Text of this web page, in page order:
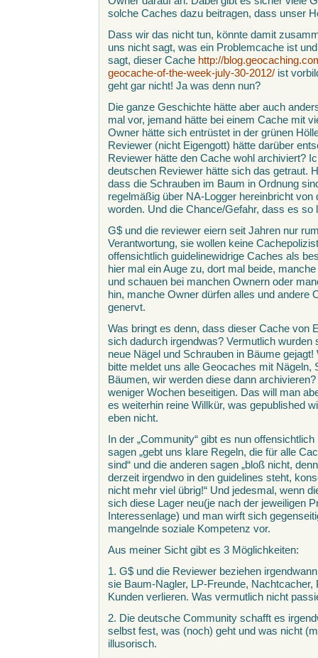
solche Caches dazu beitragen, dass unser
Dass wir das nicht tun, könnte damit
uns nicht sagt, was ein Problemcache ist
sagt, dieser Cache http://
geocache-of-the-week-july-30-2012/ ist
geht gar nicht! Ja was denn nun?
Die ganze Geschichte hätte aber auch
mal vor, jemand hätte bei einem Cache mit
Owner hätte sich entrüstet in der grünen
Reviewer (nicht Eigengott) hätte darüber
Reviewer hätte den Cache wohl archiviert?
deutschen Reviewer hätte sich das getraut.
dass die Schrauben im Baum in Ordnung
regelmäßig über NA-Logger hereinbricht
worden. Und die Chance/Gefahr, dass es so
G$ und die reviewer eiern seit Jahren nur
Verantwortung, sie wollen keine
offensichtlich guidelinewidrige Caches als
hier mal ein Auge zu, dort mal beide,
und schauen bei manchen Ownern oder
hin, manche Owner dürfen alles und andere
genervt.
Was bringt es denn, dass dieser Cache von
sich dadurch irgendwas? Vermutlich wurden
neue Nägel und Schrauben in Bäume
bitte meldet uns alle Geocaches mit Nägeln,
Bäumen, wir werden diese dann
weniger Wochen beseitigen. Das will man
es weiterhin reine Willkür, was gepublished
eben nicht.
In der „Community“ gibt es nun
sagen „gebt uns klare Regeln, die für alle
sind“ und die anderen sagen „bloß nicht,
derzeit irgendwo in den guidelines steht,
nicht mehr viel übrig!“ Und jedesmal, wenn
sich diese Lager neu(je nach der jeweiligen
Interessenlage) und man wirft sich
mangelnde soziale Kompetenz vor.
Aus meiner Sicht gibt es 3 Möglichkeiten:
1. G$ und die Reviewer beziehen
sie Baum-Nagler, LP-Freunde,
Kunden verlieren. Was vermutlich nicht
2. Die deutsche Community schafft es
selbst fest, was (noch) geht und was nicht
illusorisch.